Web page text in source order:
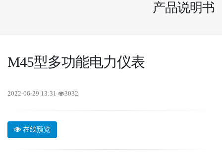
产品说明书
M45型多功能电力仪表
2022-06-29 13:31 3032
在线预览